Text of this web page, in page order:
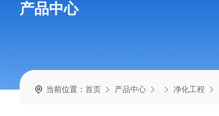
产品中心
当前位置：首页 产品中心 净化工程